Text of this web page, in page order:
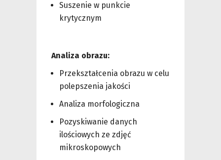
Suszenie w punkcie
krytycznym
Analiza obrazu:
Przekształcenia obrazu w celu
polepszenia jakości
Analiza morfologiczna
Pozyskiwanie danych
ilościowych ze zdjęć
mikroskopowych